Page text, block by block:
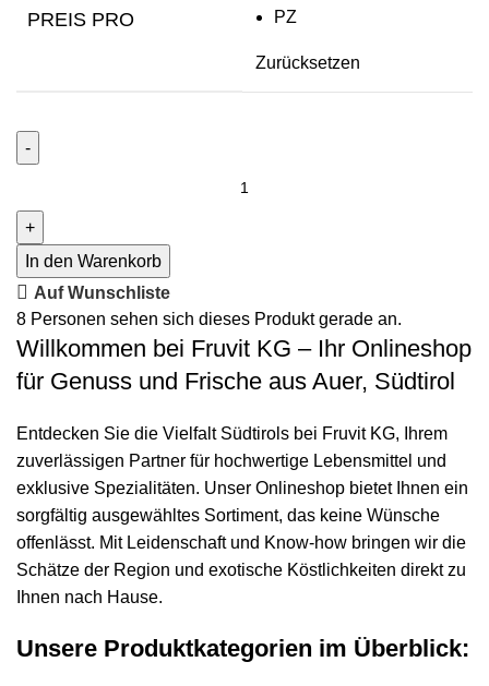
PREIS PRO
PZ
Zurücksetzen
In den Warenkorb
Auf Wunschliste
8 Personen sehen sich dieses Produkt gerade an.
Willkommen bei Fruvit KG – Ihr Onlineshop
für Genuss und Frische aus Auer, Südtirol
Entdecken Sie die Vielfalt Südtirols bei Fruvit KG, Ihrem
zuverlässigen Partner für hochwertige Lebensmittel und
exklusive Spezialitäten. Unser Onlineshop bietet Ihnen ein
sorgfältig ausgewähltes Sortiment, das keine Wünsche
offenlässt. Mit Leidenschaft und Know-how bringen wir die
Schätze der Region und exotische Köstlichkeiten direkt zu
Ihnen nach Hause.
Unsere Produktkategorien im Überblick: